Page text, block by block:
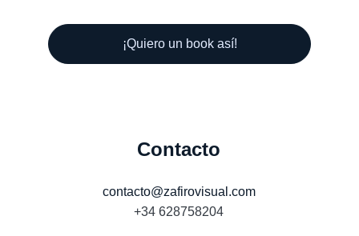
¡Quiero un book así!
Contacto
contacto@zafirovisual.com
+34 628758204